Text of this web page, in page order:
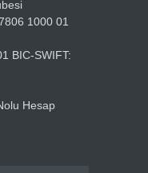
1000 01
BIC-SWIFT:
Hesap